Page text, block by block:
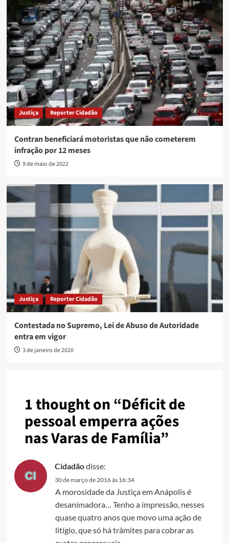
Justiça Reporter Cidadão
Contran beneficiará motoristas que não cometerem
infração por 12 meses
9 de maio de 2022
Justiça Reporter Cidadão
Contestada no Supremo, Lei de Abuso de Autoridade
entra em vigor
3 de janeiro de 2020
1 thought on “Déficit de
pessoal emperra ações
nas Varas de Família”
Cidadãodisse:
30 de março de 2016 às 16:34
A morosidade da Justiça em Anápolis é
desanimadora… Tenho a impressão, nesses
quase quatro anos que movo uma ação de
litígio, que só há trâmites para cobrar as